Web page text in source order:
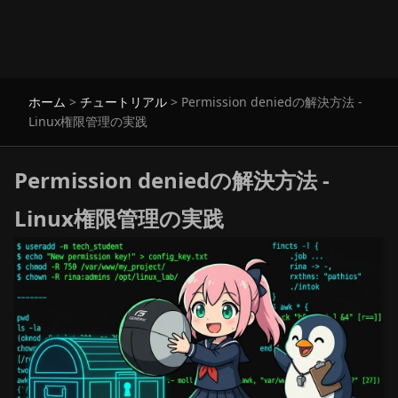
ホーム > チュートリアル > Permission deniedの解決方法 -
Linux権限管理の実践
Permission deniedの解決方法 -
Linux権限管理の実践